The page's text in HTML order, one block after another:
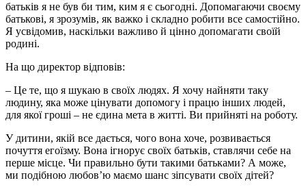
батьків я не був би тим, ким я є сьогодні. Допомагаючи своєму
батькові, я зрозумів, як важко і складно робити все самостійно.
Я усвідомив, наскільки важливо й цінно допомагати своїй
родині.
На що директор відповів:
– Це те, що я шукаю в своїх людях. Я хочу найняти таку
людину, яка може цінувати допомогу і працю інших людей,
для якої гроші – не єдина мета в житті. Ви прийняті на роботу.
У дитини, якій все дається, чого вона хоче, розвивається
почуття егоїзму. Вона ігнорує своїх батьків, ставлячи себе на
перше місце. Чи правильно бути такими батьками? А може,
ми подібною любов’ю маємо шанс зіпсувати своїх дітей?